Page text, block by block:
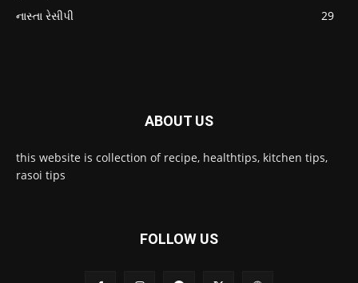
નાસ્તા રેસીપી
29
ABOUT US
this website is collection of recipe, healthtips, kitchen tips,
rasoi tips
FOLLOW US